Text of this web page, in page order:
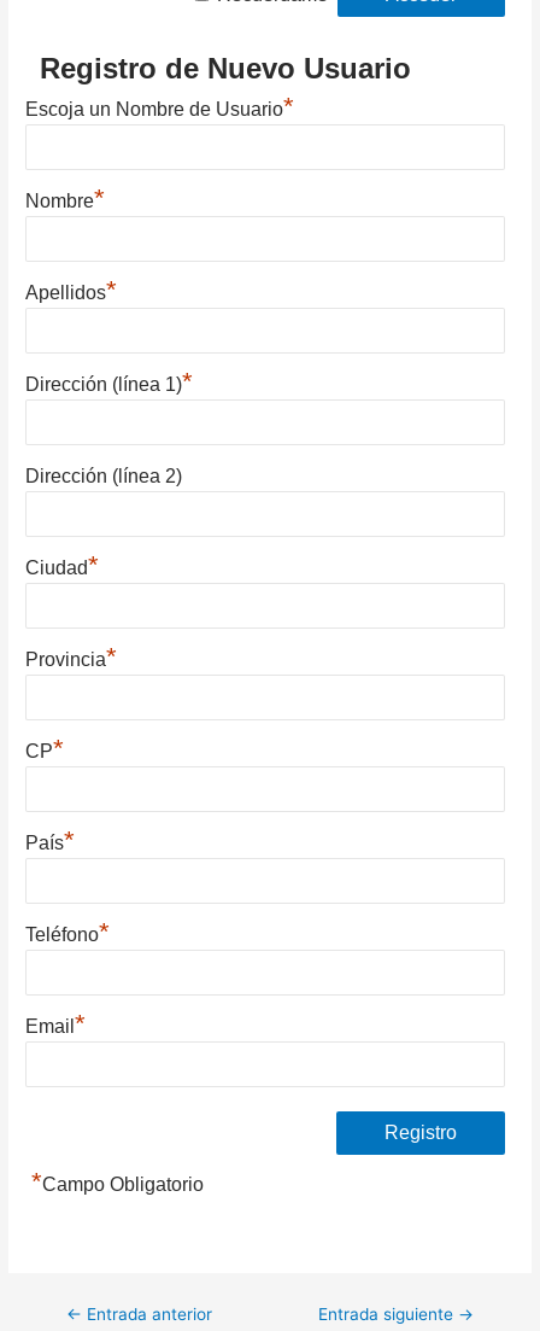
Registro de Nuevo Usuario
Escoja un Nombre de Usuario*
Nombre*
Apellidos*
Dirección (línea 1)*
Dirección (línea 2)
Ciudad*
Provincia*
CP*
País*
Teléfono*
Email*
*Campo Obligatorio
Navegación
← Entrada anterior Entrada siguiente →